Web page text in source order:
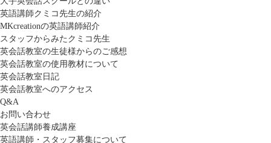
英語講師クミコ先生の紹介
MKcreationの英語講師紹介
スタッフからみたクミコ先生
英会話教室の生徒様からのご感想
英会話教室の使用教材について
英会話教室日記
英会話教室へのアクセス
Q&A
お問い合わせ
英会話講師養成講座
英語講師・スタッフ募集について